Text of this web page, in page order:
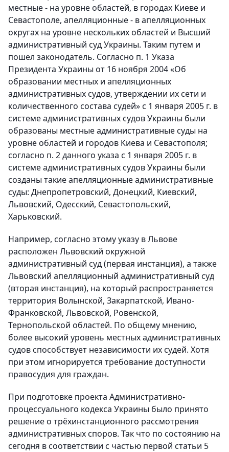
местные - на уровне областей, в городах Киеве и
Севастополе, апелляционные - в апелляционных
округах на уровне нескольких областей и Высший
административный суд Украины. Таким путем и
пошел законодатель. Согласно п. 1 Указа
Президента Украины от 16 ноября 2004 «Об
образовании местных и апелляционных
административных судов, утверждении их сети и
количественного состава судей» с 1 января 2005 г. в
системе административных судов Украины были
образованы местные административные суды на
уровне областей и городов Киева и Севастополя;
согласно п. 2 данного указа с 1 января 2005 г. в
системе административных судов Украины были
созданы такие апелляционные административные
суды: Днепропетровский, Донецкий, Киевский,
Львовский, Одесский, Севастопольский,
Харьковский.
Например, согласно этому указу в Львове
расположен Львовский окружной
административный суд (первая инстанция), а также
Львовский апелляционный административный суд
(вторая инстанция), на который распространяется
территория Волынской, Закарпатской, Ивано-
Франковской, Львовской, Ровенской,
Тернопольской областей. По общему мнению,
более высокий уровень местных административных
судов способствует независимости их судей. Хотя
при этом игнорируется требование доступности
правосудия для граждан.
При подготовке проекта Административно-
процессуального кодекса Украины было принято
решение о трёхинстанционного рассмотрения
административных споров. Так что по состоянию на
сегодня в соответствии с частью первой статьи 5